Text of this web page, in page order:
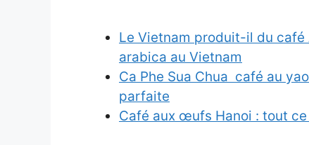
Le Vietnam produit-il du café
arabica au Vietnam
Ca Phe Sua Chua café au
parfaite
Café aux œufs Hanoi : tout ce